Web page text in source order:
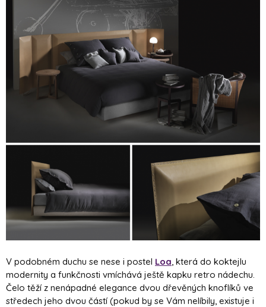
V podobném duchu se nese i postel Loa , která do koktejlu
modernity a funkčnosti vmíchává ještě kapku retro nádechu.
Čelo těží z nenápadné elegance dvou dřevěných knoflíků ve
středech jeho dvou částí (pokud by se Vám nelíbily, existuje i